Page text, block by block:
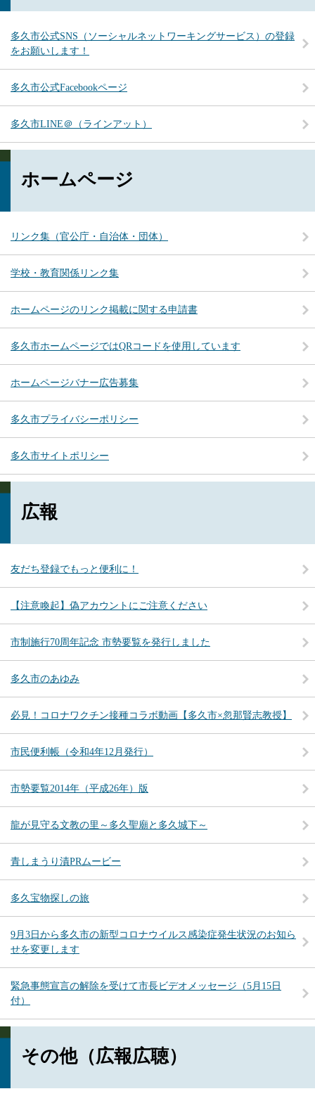
多久市公式SNS（ソーシャルネットワーキングサービス）の登録
をお願いします！
多久市公式Facebookページ
多久市LINE＠（ラインアット）
ホームページ
リンク集（官公庁・自治体・団体）
学校・教育関係リンク集
ホームページのリンク掲載に関する申請書
多久市ホームページではQRコードを使用しています
ホームページバナー広告募集
多久市プライバシーポリシー
多久市サイトポリシー
広報
友だち登録でもっと便利に！
【注意喚起】偽アカウントにご注意ください
市制施行70周年記念 市勢要覧を発行しました
多久市のあゆみ
必見！コロナワクチン接種コラボ動画【多久市×忽那賢志教授】
市民便利帳（令和4年12月発行）
市勢要覧2014年（平成26年）版
龍が見守る文教の里～多久聖廟と多久城下～
青しまうり漬PRムービー
多久宝物探しの旅
9月3日から多久市の新型コロナウイルス感染症発生状況のお知ら
せを変更します
緊急事態宣言の解除を受けて市長ビデオメッセージ（5月15日
付）
その他（広報広聴）